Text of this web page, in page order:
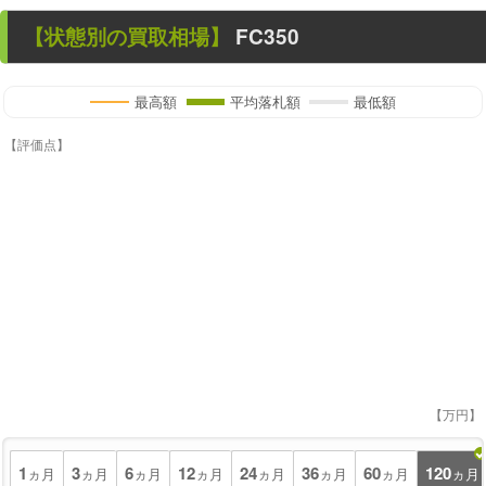
【状態別の買取相場】 FC350
最高額 平均落札額 最低額
【評価点】
【万円】
1 ヵ月 3ヵ月 6ヵ月 12ヵ月 24ヵ月 36ヵ月 60ヵ月 120ヵ月